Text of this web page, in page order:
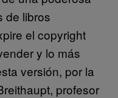
de libros
el copyright
y lo más
versión, por la
profesor